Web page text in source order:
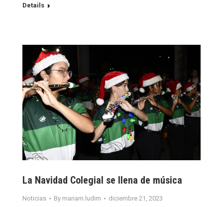
Details
La Navidad Colegial se llena de música
Noticias By mariam.ludim diciembre 21, 2023